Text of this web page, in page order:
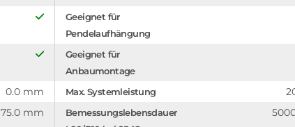
Geeignet für
Pendelaufhängung
Geeignet für
Anbaumontage
0.0 mm Max. Systemleistung
75.0 mm
Bemessungslebensdauer